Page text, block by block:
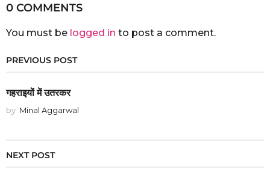
0 COMMENTS
You must be logged in to post a comment.
PREVIOUS POST
गहराइयों में उतरकर
by Minal Aggarwal
NEXT POST